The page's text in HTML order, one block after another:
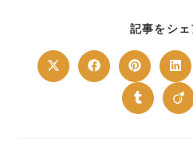
記事をシェ
Opens
in
Opens
in
window
Opens
in
a
new
window
in
a
new
Opens
in in